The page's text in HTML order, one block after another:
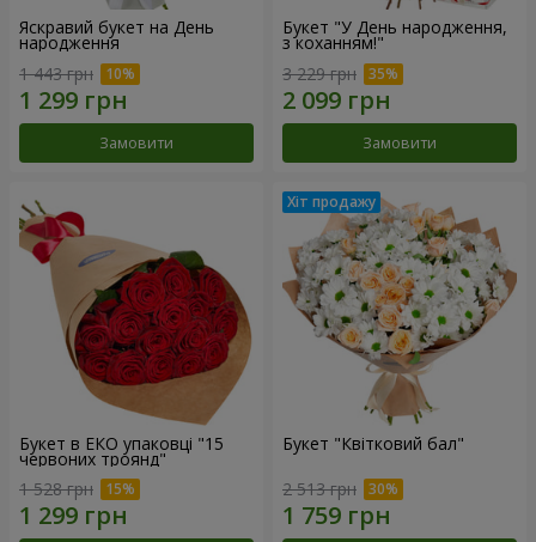
Яскравий букет на День
народження
1 443 грн
Замовити
Букет "У День народження,
з коханням!"
3 229 грн
Замовити
Букет в ЕКО упаковці "15
червоних троянд"
1 528 грн
Букет "Квітковий бал"
2 513 грн